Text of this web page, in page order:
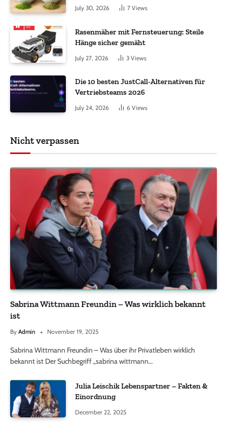
July 30, 2026 7 Views
Rasenmäher mit Fernsteuerung: Steile
Hänge sicher gemäht
July 27, 2026 3 Views
Die 10 besten JustCall-Alternativen für
Vertriebsteams 2026
July 24, 2026 6 Views
Nicht verpassen
Sabrina Wittmann Freundin – Was wirklich bekannt
ist
By Admin November 19, 2025
Sabrina Wittmann Freundin – Was über ihr Privatleben wirklich
bekannt ist Der Suchbegriff „sabrina wittmann…
Julia Leischik Lebenspartner – Fakten &
Einordnung
December 22, 2025